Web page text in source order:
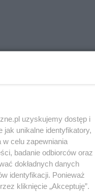
czujni,
uzyskujemy dostęp i
unikalne identyfikatory,
w celu zapewniania
badanie odbiorców oraz
dokładnych danych
identyfikacji. Ponieważ
kliknięcie „Akceptuję”.